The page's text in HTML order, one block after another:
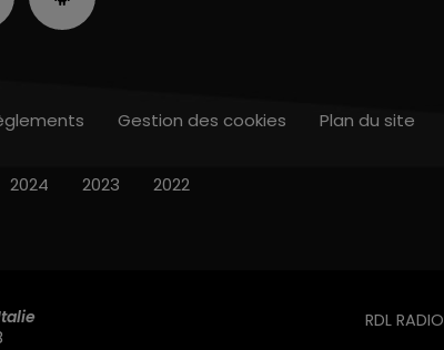
RDL RADIO
Gestion des cookies Plan du site
2024 2023 2022